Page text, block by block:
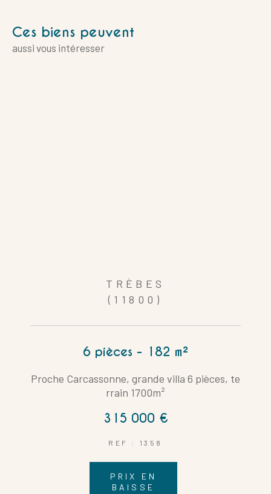
Ces biens peuvent
aussi vous intéresser
TRÈBES
(11800)
6 pièces - 182 m²
Proche Carcassonne, grande villa 6 pièces, te
rrain 1700m²
315 000 €
REF : 1358
PRIX EN
BAISSE